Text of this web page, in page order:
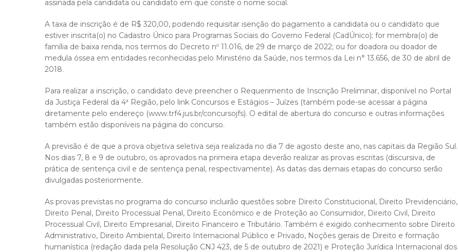
assinada pela candidata ou candidato em que conste o nome social.
A taxa de inscrição é de R$ 320,00, podendo requisitar isenção do pagamento a candidata ou o candidato que
estiver inscrita(o) no Cadastro Único para Programas Sociais do Governo Federal (CadÚnico); for membra(o) de
família de baixa renda, nos termos do Decreto nº 11.016, de 29 de março de 2022; ou for doadora ou doador de
medula óssea em entidades reconhecidas pelo Ministério da Saúde, nos termos da Lei n° 13.656, de 30 de abril de
2018.
Para realizar a inscrição, o candidato deve preencher o Requerimento de Inscrição Preliminar, disponível no Portal
da Justiça Federal da 4ª Região, pelo link Concursos e Estágios – Juízes (também pode-se acessar a página
diretamente pelo endereço (www.trf4.jus.br/concursojfs). O edital de abertura do concurso e outras informações
também estão disponíveis na página do concurso.
A previsão é de que a prova objetiva seletiva seja realizada no dia 7 de agosto deste ano, nas capitais da Região Sul.
Nos dias 7, 8 e 9 de outubro, os aprovados na primeira etapa deverão realizar as provas escritas (discursiva, de
prática de sentença civil e de sentença penal, respectivamente). As datas das demais etapas do concurso serão
divulgadas posteriormente.
As provas previstas no programa do concurso incluirão questões sobre Direito Constitucional, Direito Previdenciário,
Direito Penal, Direito Processual Penal, Direito Econômico e de Proteção ao Consumidor, Direito Civil, Direito
Processual Civil, Direito Empresarial, Direito Financeiro e Tributário. Também é exigido conhecimento sobre Direito
Administrativo, Direito Ambiental, Direito Internacional Público e Privado, Noções gerais de Direito e formação
humanística (redação dada pela Resolução CNJ 423, de 5 de outubro de 2021) e Proteção Jurídica Internacional dos